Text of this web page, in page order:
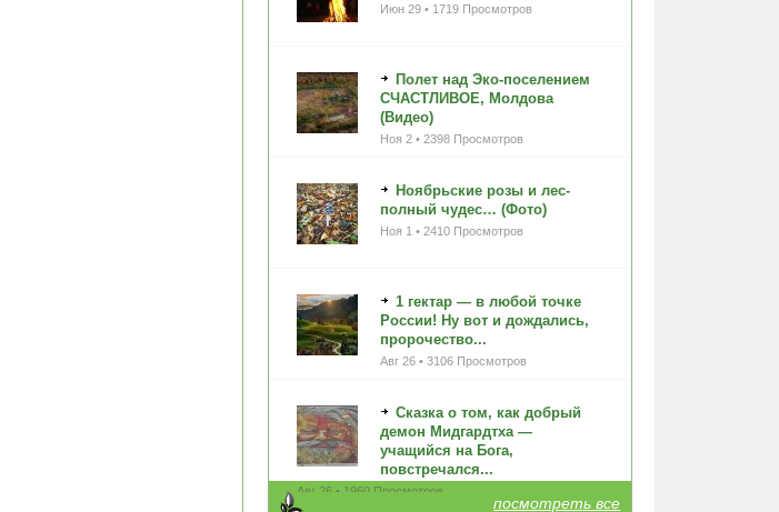
Июн 29 • 1719 Просмотров
Полет над Эко-поселением
СЧАСТЛИВОЕ, Молдова
(Видео)
Ноя 2 • 2398 Просмотров
Ноябрьские розы и лес-
полный чудес… (Фото)
Ноя 1 • 2410 Просмотров
1 гектар — в любой точке
России! Ну вот и дождались,
пророчество...
Авг 26 • 3106 Просмотров
Сказка о том, как добрый
демон Мидгардтха —
учащийся на Бога,
повстречался...
Авг 26 • 1960 Просмотров
посмотреть все